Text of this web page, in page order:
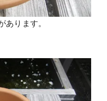
あります。